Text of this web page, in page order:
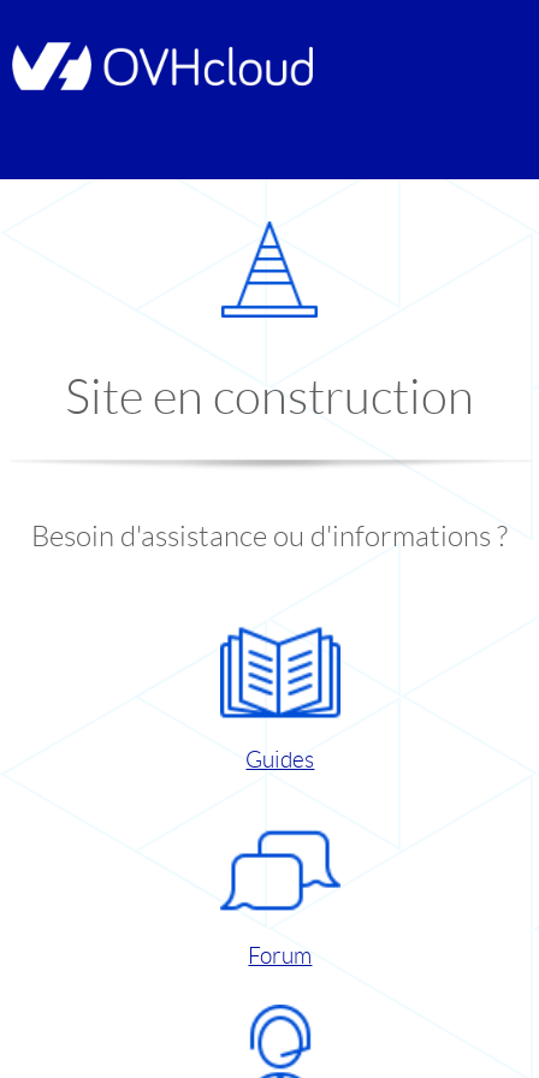
Site en construction
Besoin d'assistance ou d'informations ?
Guides
Forum